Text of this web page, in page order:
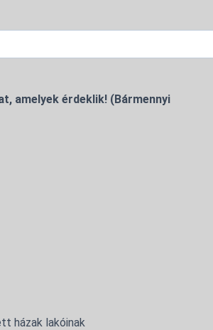
amelyek érdeklik! (Bármennyi
házak lakóinak